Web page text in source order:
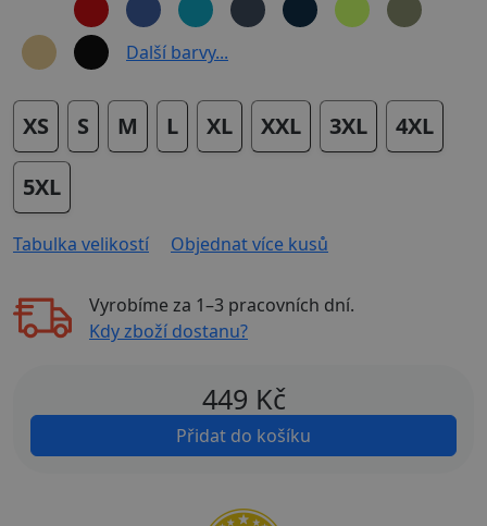
Další barvy...
XS S M L XL XXL 3XL 4XL
5XL
Tabulka velikostí Objednat více kusů
Vyrobíme za 1–3 pracovních dní.
Kdy zboží dostanu?
449 Kč
Přidat do košíku